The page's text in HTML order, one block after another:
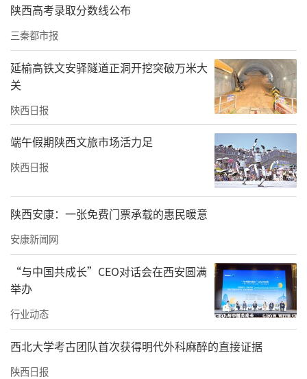
家传胃科：百年传承与创新的中医典范
董世恩家传胃科传承所，最初行医堂号“医醇
堂”，取自费伯雄医学名著《医醇》。其历史
可追溯至1853年，历经百余年沧桑而历久弥
新。创始人董世恩，因目睹母亲受庸医误诊之
害而离世，深感医学之重要，遂矢志投身医学
之道。
他拜入当时江南四大家之首的名医费伯雄门
下，潜心研学，力求医术精湛。学成归来后，
陕西高考录取分数线公布
三秦都市报
延榆高铁文安驿隧道正洞开挖突破万米大
关
陕西日报
端午假期陕西文旅市场活力足
陕西日报
陕西安康：一张免费门票承载的惠民暖意
安康新闻网
“与中国共成长”CEO对话会在西安圆满
举办
行业动态
西北大学考古团队首次获得明代外科麻醉的直接证据
陕西日报